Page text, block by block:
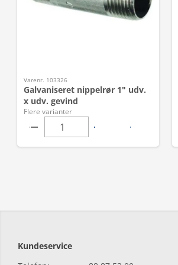
Varenr. 103326
Galvaniseret nippelrør 1" udv.
x udv. gevind
Flere varianter
Kundeservice